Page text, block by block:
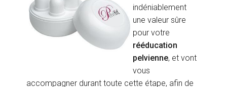
indéniablement
une valeur sûre
pour votre
rééducation
pelvienne, et vont
vous
accompagner durant toute cette étape, afin de